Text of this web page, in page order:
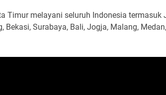
Timur melayani seluruh Indonesia termasuk
Bekasi, Surabaya, Bali, Jogja, Malang,